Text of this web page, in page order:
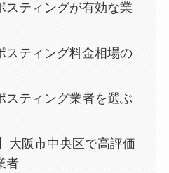
スティングが有効な業
スティング料金相場の
スティング業者を選ぶ
大阪市中央区で高評価
者